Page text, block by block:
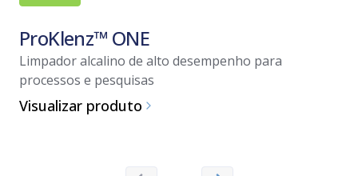
ProKlenz™ ONE
Limpador alcalino de alto desempenho para
processos e pesquisas
Visualizar produto